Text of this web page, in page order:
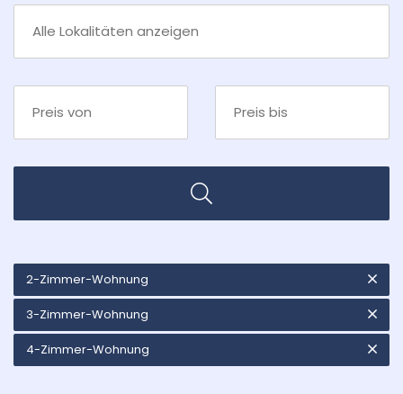
2-Zimmer-Wohnung
3-Zimmer-Wohnung
4-Zimmer-Wohnung